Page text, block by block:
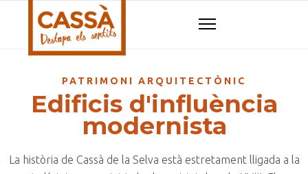
PATRIMONI ARQUITECTÒNIC
Edificis d'influència
modernista
La història de Cassà de la Selva està estretament lligada a la